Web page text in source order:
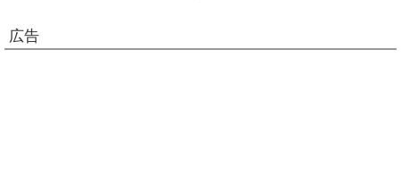
広告